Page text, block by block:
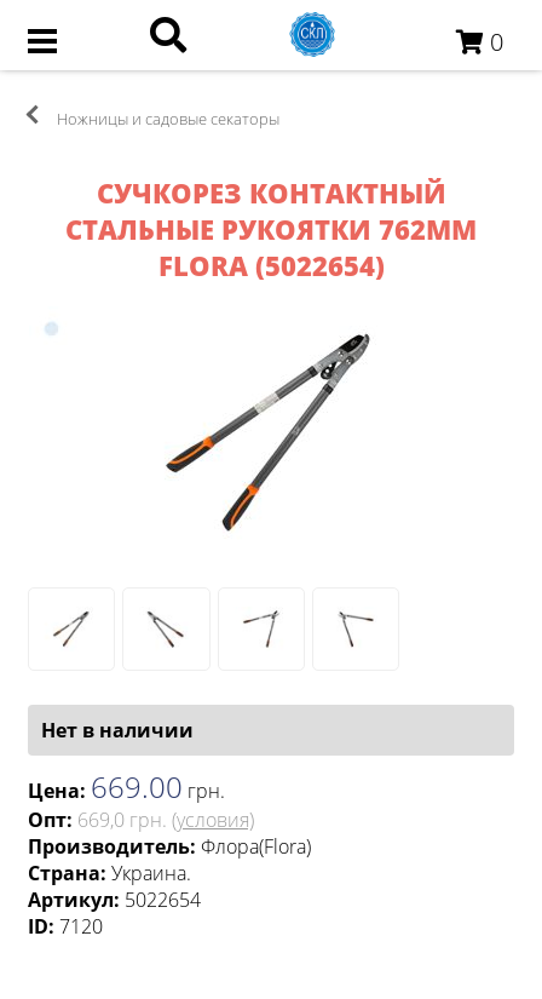
0
Ножницы и садовые секаторы
СУЧКОРЕЗ КОНТАКТНЫЙ
СТАЛЬНЫЕ РУКОЯТКИ 762ММ
FLORA (5022654)
Нет в наличии
Цена: 669.00 грн.
Опт: 669,0 грн. (условия)
Производитель: Флора(Flora)
Страна: Украина.
Артикул: 5022654
ID: 7120